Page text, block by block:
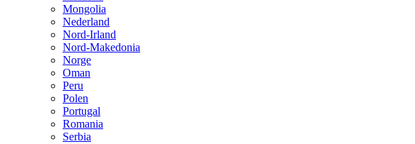
Mongolia
Nederland
Nord-Irland
Nord-Makedonia
Norge
Oman
Peru
Polen
Portugal
Romania
Serbia